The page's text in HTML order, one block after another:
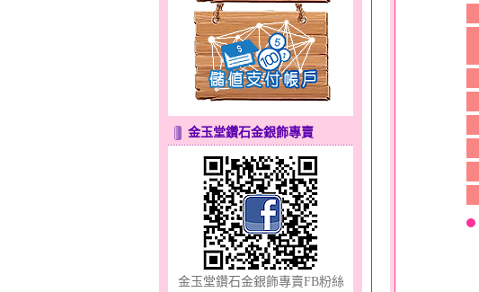
天真Rody～金銀鋼套鍊
金玉堂鑽石金銀飾專賣
金玉堂鑽石金銀飾專賣FB粉絲